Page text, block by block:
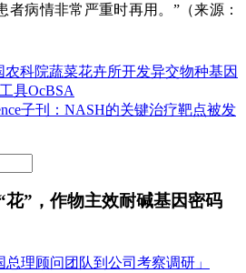
者病情非常严重时再用。”（来源：
农科院蔬菜花卉所开发异交物种基因
具OcBSA
子刊：NASH的关键治疗靶点被发
花”，作物主效耐碱基因密码
理顾问团队到公司考察调研」